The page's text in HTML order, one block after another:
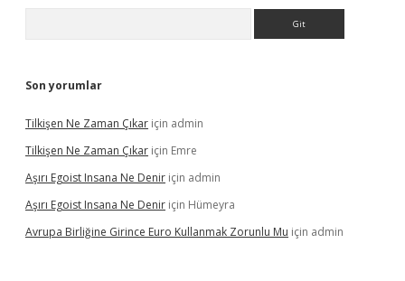
Son yorumlar
Tilkişen Ne Zaman Çıkar için admin
Tilkişen Ne Zaman Çıkar için Emre
Aşırı Egoist Insana Ne Denir için admin
Aşırı Egoist Insana Ne Denir için Hümeyra
Avrupa Birliğine Girince Euro Kullanmak Zorunlu Mu için admin